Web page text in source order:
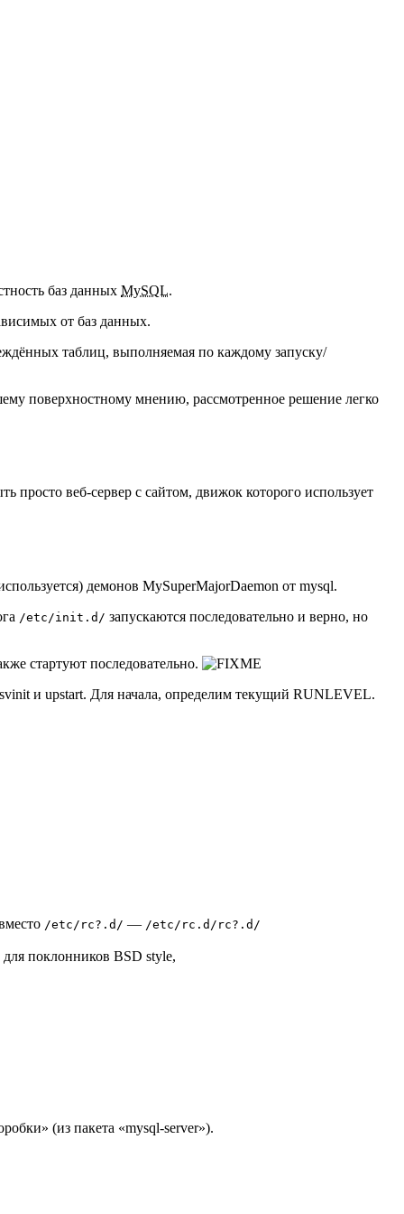
баз данных MySQL.
от баз данных.
таблиц, выполняемая по каждому запуску/
поверхностному мнению, рассмотренное решение легко
просто веб-сервер c сайтом, движок которого использует
демонов MySuperMajorDaemon от mysql.
/etc/init.d/ запускаются последовательно и верно, но
стартуют последовательно.
и upstart. Для начала, определим текущий RUNLEVEL.
/etc/rc?.d/ — /etc/rc.d/rc?.d/
поклонников BSD style,
(из пакета «mysql-server»).